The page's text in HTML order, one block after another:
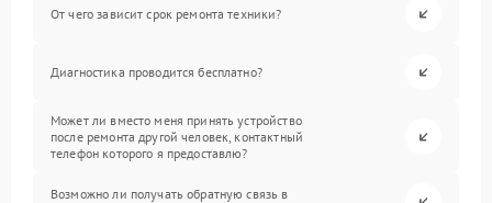
От чего зависит срок ремонта техники?
Диагностика проводится бесплатно?
Может ли вместо меня принять устройство
после ремонта другой человек, контактный
телефон которого я предоставлю?
Возможно ли получать обратную связь в